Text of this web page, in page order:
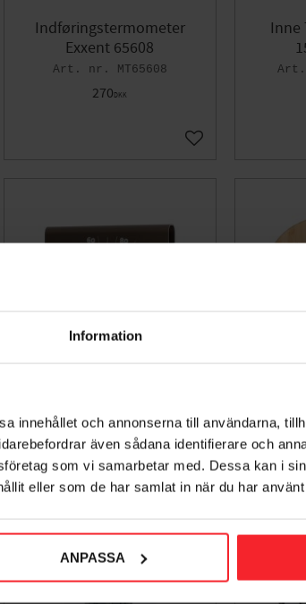
Information
innehållet och annonserna till användarna,
även sådana identifierare och
som vi samarbetar med. Dessa kan i
eller som de har samlat in när du har
ANPASSA
favorit
Indføringstermometer
Exxent 65608
MT65608
270DKK
Gem som favorit
Inne
Aluminium, Tjærebrun,
Rento
008187469
181